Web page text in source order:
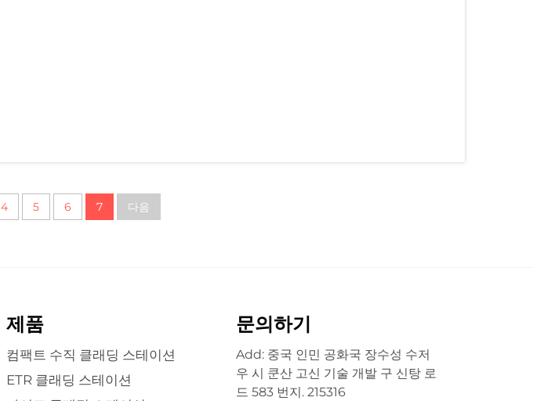
4 5 6 7 다음
제품
컴팩트 수직 클래딩 스테이션
ETR 클래딩 스테이션
문의하기
Add: 중국 인민 공화국 장수성 수저
우 시 쿤산 고신 기술 개발 구 신탕 로
드 583 번지. 215316